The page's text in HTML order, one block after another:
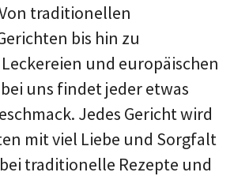
traditionellen
bis hin zu
und europäischen
uns findet jeder etwas
Jedes Gericht wird
mit viel Liebe und Sorgfalt
traditionelle Rezepte und